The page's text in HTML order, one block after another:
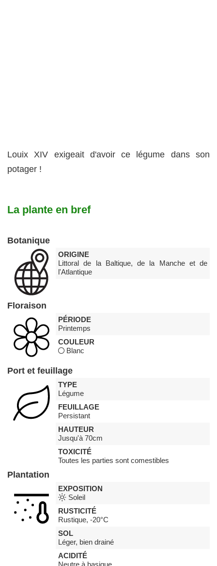
Louix XIV exigeait d'avoir ce légume dans son
potager !
La plante en bref
Botanique
ORIGINE
Littoral de la Baltique, de la Manche et de
l'Atlantique
Floraison
PÉRIODE
Printemps
COULEUR
Blanc
Port et feuillage
TYPE
Légume
FEUILLAGE
Persistant
HAUTEUR
Jusqu'à 70cm
TOXICITÉ
Toutes les parties sont comestibles
Plantation
EXPOSITION
Soleil
RUSTICITÉ
Rustique, -20°C
SOL
Léger, bien drainé
ACIDITÉ
Neutre à basique